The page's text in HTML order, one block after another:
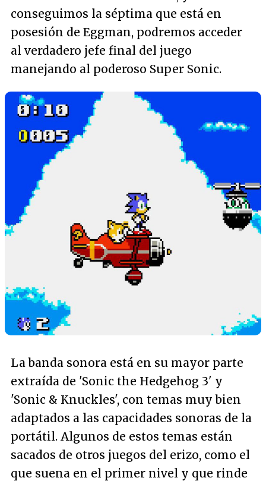
conseguimos la séptima que está en
posesión de Eggman, podremos acceder
al verdadero jefe final del juego
manejando al poderoso Super Sonic.
La banda sonora está en su mayor parte
extraída de 'Sonic the Hedgehog 3' y
'Sonic & Knuckles', con temas muy bien
adaptados a las capacidades sonoras de la
portátil. Algunos de estos temas están
sacados de otros juegos del erizo, como el
que suena en el primer nivel y que rinde